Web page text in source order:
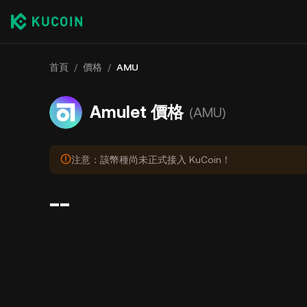
首頁 / 價格 / AMU
Amulet 價格 (AMU)
注意：該幣種尚未正式接入 KuCoin！
--